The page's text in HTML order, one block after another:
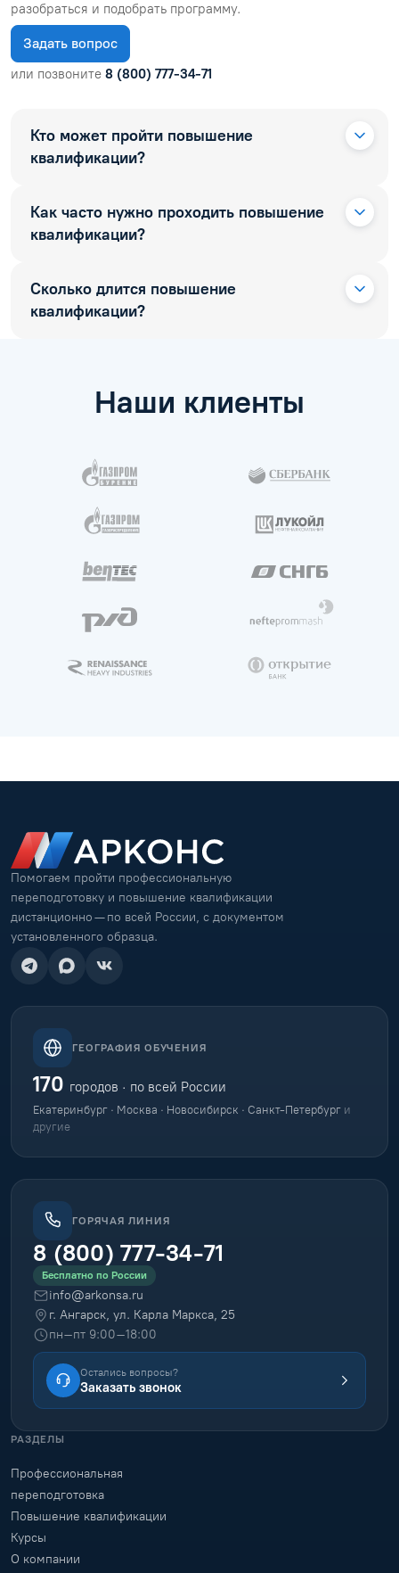
разобраться и подобрать программу.
Задать вопрос
или позвоните 8 (800) 777-34-71
Кто может пройти повышение
квалификации?
Как часто нужно проходить повышение
квалификации?
Сколько длится повышение
квалификации?
Наши клиенты
Помогаем пройти профессиональную
переподготовку и повышение квалификации
дистанционно — по всей России, с документом
установленного образца.
ГЕОГРАФИЯ ОБУЧЕНИЯ
170 городов · по всей России
Екатеринбург · Москва · Новосибирск · Санкт-Петербург и
другие
ГОРЯЧАЯ ЛИНИЯ
8 (800) 777-34-71
Бесплатно по России
info@arkonsa.ru
г. Ангарск, ул. Карла Маркса, 25
пн–пт 9:00–18:00
Остались вопросы?
Заказать звонок
РАЗДЕЛЫ
Профессиональная
переподготовка
Повышение квалификации
Курсы
О компании